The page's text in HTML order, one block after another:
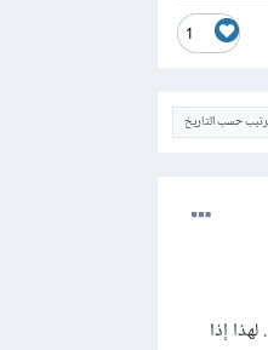
1
حسب التاريخ
إذا